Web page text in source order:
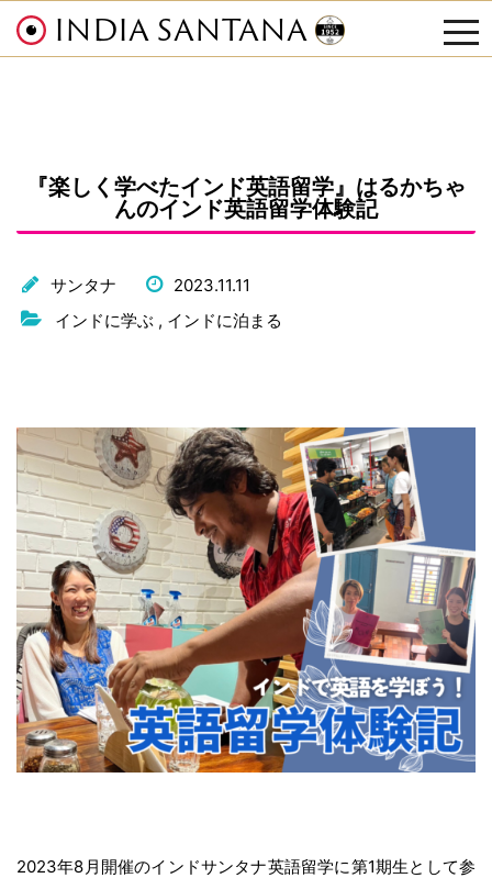
INDIA SANTANA
『楽しく学べたインド英語留学』はるかちゃ
んのインド英語留学体験記
サンタナ
2023.11.11
インドに学ぶ, インドに泊まる
2023年8月開催のインドサンタナ英語留学に第1期生として参